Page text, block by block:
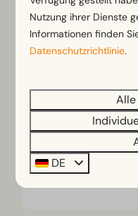
Cube 6
Drenthe, Ruinen
Geräumiges
Luxuriöse
Ruhige Lage
Nutzung ihrer Dienste
Informationen finden
Datenschutzrichtlinie.
DE